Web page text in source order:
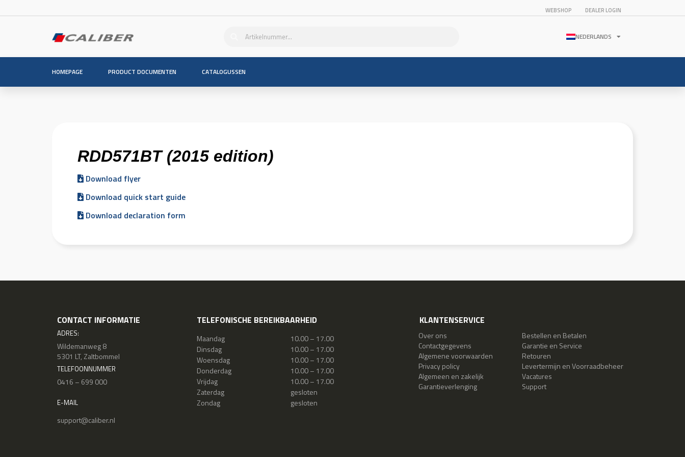
WEBSHOP DEALER LOGIN
NEDERLANDS
HOMEPAGE PRODUCT DOCUMENTEN CATALOGUSSEN
RDD571BT (2015 edition)
Download flyer
Download quick start guide
Download declaration form
CONTACT INFORMATIE
ADRES:
Wildemanweg 8
5301 LT, Zaltbommel
TELEFOONNUMMER
0416 – 699 000
E-MAIL
support@caliber.nl
TELEFONISCHE BEREIKBAARHEID
Maandag
10.00 – 17.00
Dinsdag
10.00 – 17.00
Woensdag
10.00 – 17.00
Donderdag
10.00 – 17.00
Vrijdag
10.00 – 17.00
Zaterdag
gesloten
Zondag
gesloten
KLANTENSERVICE
Over ons
Contactgegevens
Algemene voorwaarden
Privacy policy
Algemeen en zakelijk
Garantieverlenging
Bestellen en Betalen
Garantie en Service
Retouren
Levertermijn en Voorraadbeheer
Vacatures
Support